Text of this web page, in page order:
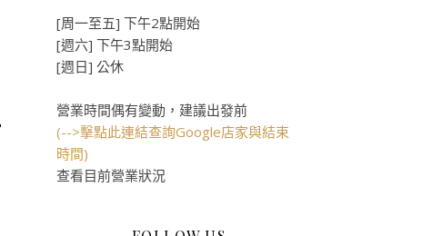
[周一至五] 下午2點開始
[週六] 下午3點開始
[週日] 公休
營業時間偶有變動，建議出發前
(-->擊點此連結查詢Google店家與結束
時間)
查看目前營業狀況